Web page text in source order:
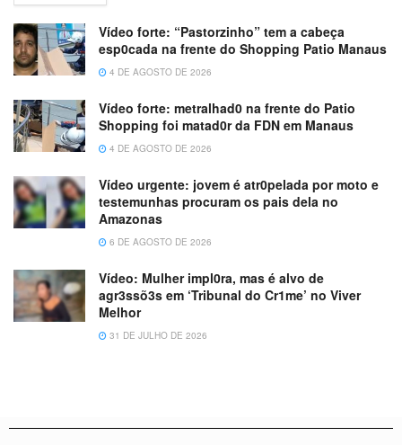
Vídeo forte: “Pastorzinho” tem a cabeça
esp0cada na frente do Shopping Patio Manaus
4 DE AGOSTO DE 2026
Vídeo forte: metralhad0 na frente do Patio
Shopping foi matad0r da FDN em Manaus
4 DE AGOSTO DE 2026
Vídeo urgente: jovem é atr0pelada por moto e
testemunhas procuram os pais dela no
Amazonas
6 DE AGOSTO DE 2026
Vídeo: Mulher impl0ra, mas é alvo de
agr3ssõ3s em ‘Tribunal do Cr1me’ no Viver
Melhor
31 DE JULHO DE 2026